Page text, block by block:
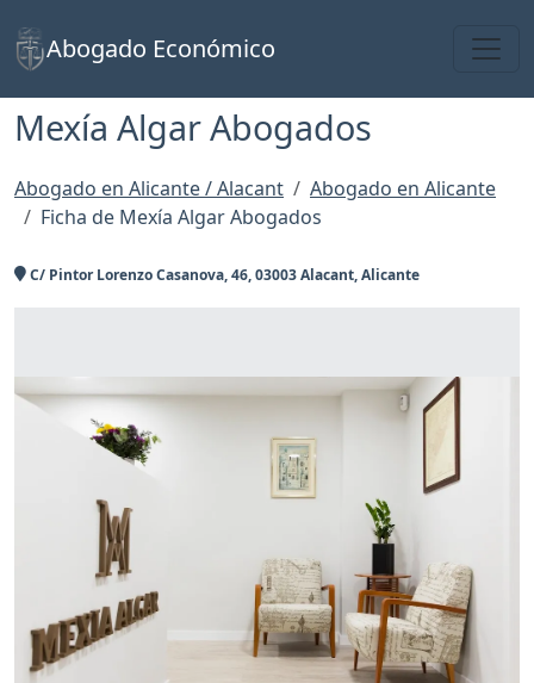
Abogado Económico
Mexía Algar Abogados
Abogado en Alicante / Alacant
Abogado en Alicante
Ficha de Mexía Algar Abogados
C/ Pintor Lorenzo Casanova, 46, 03003 Alacant, Alicante